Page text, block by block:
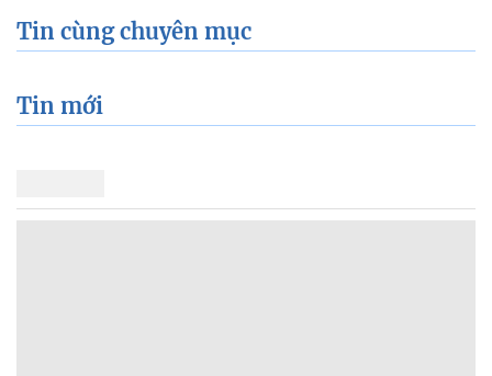
Tin cùng chuyên mục
Tin mới